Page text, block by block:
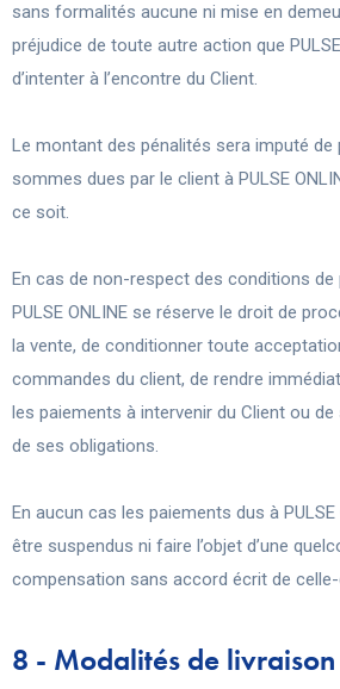
sans formalités aucune ni mise en
préjudice de toute autre action que
d’intenter à l’encontre du Client.
Le montant des pénalités sera imputé
sommes dues par le client à PULSE
ce soit.
En cas de non-respect des conditions
PULSE ONLINE se réserve le droit de
la vente, de conditionner toute
commandes du client, de rendre
les paiements à intervenir du Client ou de
de ses obligations.
En aucun cas les paiements dus à PULSE
être suspendus ni faire l’objet d’une
compensation sans accord écrit de celle-
8 - Modalités de livraison